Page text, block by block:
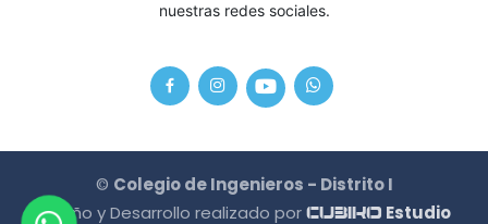
nuestras redes sociales.
© Colegio de Ingenieros - Distrito I
Diseño y Desarrollo realizado por CU3IKO Estudio